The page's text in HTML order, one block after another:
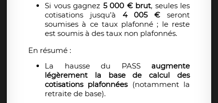
Si vous gagnez 5 000 € brut, seules les
cotisations jusqu’à 4 005 € seront
soumises à ce taux plafonné ; le reste
est soumis à des taux non plafonnés.
En résumé :
La hausse du PASS augmente
légèrement la base de calcul des
cotisations plafonnées(notamment la
retraite de base).